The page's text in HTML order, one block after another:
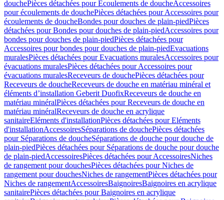
douchePièces détachées pour Ecoulements de doucheAccessoires
pour écoulements de douchePièces détachées pour Accessoires pour
écoulements de doucheBondes pour douches de plain-piedPièces
détachées pour Bondes pour douches de plain-piedAccessoires pour
bondes pour douches de plain-piedPièces détachées pour
Accessoires pour bondes pour douches de plain-piedEvacuations
muralesPièces détachées pour Evacuations muralesAccessoires pour
évacuations muralesPièces détachées pour Accessoires pour
évacuations muralesReceveurs de douchePièces détachées pour
Receveurs de doucheReceveurs de douche en matériau minéral et
éléments d’installation Geberit DuofixReceveurs de douche en
matériau minéralPièces détachées pour Receveurs de douche en
matériau minéralReceveurs de douche en acrylique
sanitaireEléments d'installationPièces détachées pour Eléments
d'installationAccessoiresSéparations de douchePièces détachées
pour Séparations de doucheSéparations de douche pour douche de
plain-piedPièces détachées pour Séparations de douche pour douche
de plain-piedAccessoiresPièces détachées pour AccessoiresNiches
de rangement pour douchesPièces détachées pour Niches de
rangement pour douchesNiches de rangementPièces détachées pour
Niches de rangementAccessoiresBaignoiresBaignoires en acrylique
sanitairePièces détachées pour Baignoires en acrylique